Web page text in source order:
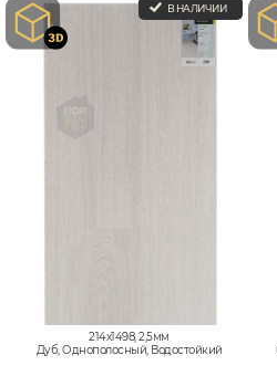
В НАЛИЧИИ
214x1498, 2,5мм
Дуб, Однополосный, Водостойкий